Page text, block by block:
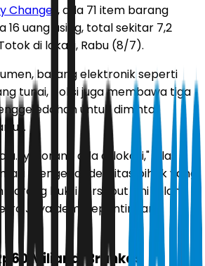
Changer , ada 71 item barang
16 uang asing, total sekitar 7,2
di lokasi, Rabu (8/7).
barang elektronik seperti
tunai, polisi juga membawa tiga
untuk dimintai
Iya, orang ada di lokasi," jelas
mengenai identitas pihak yang
barang bukti tersebut kini telah
Jaya demi kepentingan
Miliar di Brankas